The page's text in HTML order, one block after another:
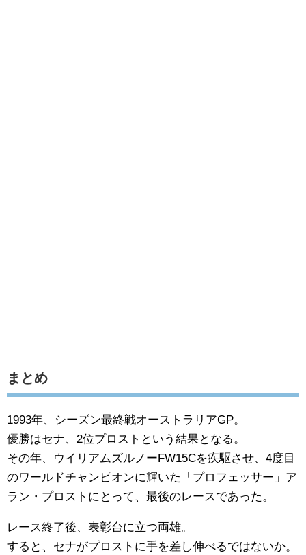
まとめ
1993年、シーズン最終戦オーストラリアGP。
優勝はセナ、2位プロストという結果となる。
その年、ウイリアムズルノーFW15Cを疾駆させ、4度目
のワールドチャンピオンに輝いた「プロフェッサー」ア
ラン・プロストにとって、最後のレースであった。
レース終了後、表彰台に立つ両雄。
すると、セナがプロストに手を差し伸べるではないか。